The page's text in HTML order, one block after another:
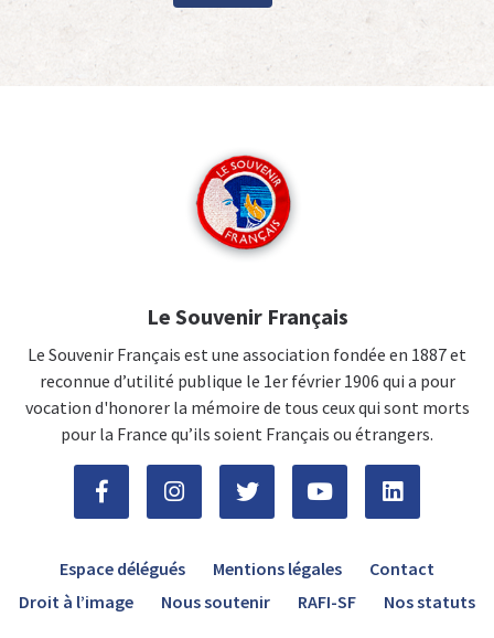
Le Souvenir Français
Le Souvenir Français est une association fondée en 1887 et
reconnue d’utilité publique le 1er février 1906 qui a pour
vocation d'honorer la mémoire de tous ceux qui sont morts
pour la France qu’ils soient Français ou étrangers.
Espace délégués Mentions légales
Contact
Droit à l’image
Nous soutenir RAFI-SF Nos statuts